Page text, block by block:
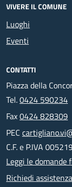
VIVERE IL COMUNE
Luoghi
Eventi
CONTATTI
Piazza della
Tel.0424 590234
Fax0424 828309
PEC
C.F. e P.IVA
Leggi le domande
Richiedi assistenza